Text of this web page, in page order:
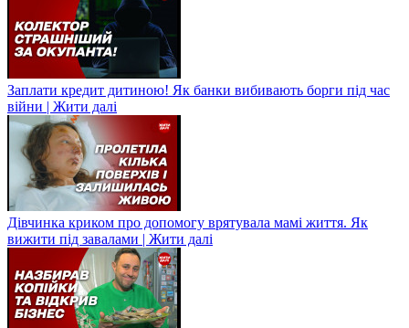
Заплати кредит дитиною! Як банки вибивають борги під час
війни | Жити далі
Дівчинка криком про допомогу врятувала мамі життя. Як
вижити під завалами | Жити далі